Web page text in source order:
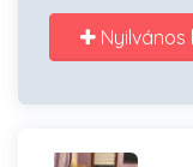
Nyilvános